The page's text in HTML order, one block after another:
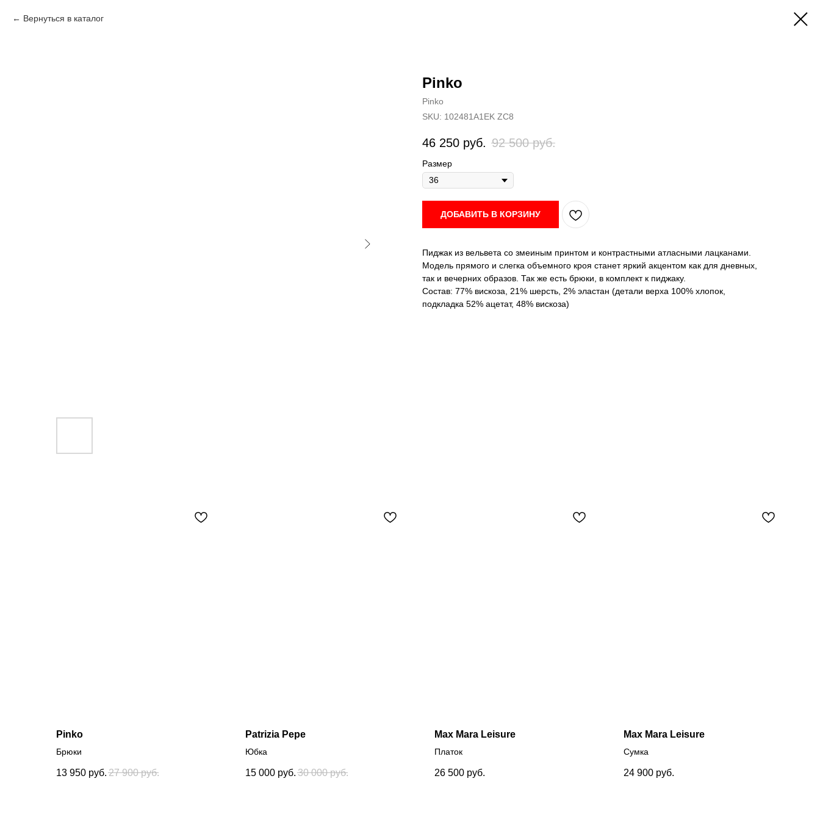
Вернуться в каталог
Pinko
Pinko
SKU: 102481A1EK ZC8
46 250 руб. 92 500 руб.
Размер
ДОБАВИТЬ В КОРЗИНУ
Пиджак из вельвета со змеиным принтом и контрастными атласными лацканами.
Модель прямого и слегка объемного кроя станет яркий акцентом как для дневных,
так и вечерних образов. Так же есть брюки, в комплект к пиджаку.
Состав: 77% вискоза, 21% шерсть, 2% эластан (детали верха 100% хлопок,
подкладка 52% ацетат, 48% вискоза)
Pinko
Брюки
13 950 руб. 27 900 руб.
Patrizia Pepe
Юбка
15 000 руб. 30 000 руб.
Max Mara Leisure
Платок
26 500 руб.
Max Mara Leisure
Сумка
24 900 руб.